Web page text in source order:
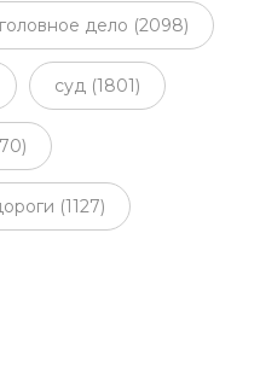
дело (2098)
суд (1801)
(1127)